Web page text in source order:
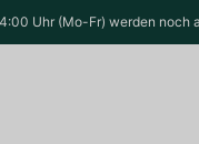
Uhr (Mo-Fr) werden noch